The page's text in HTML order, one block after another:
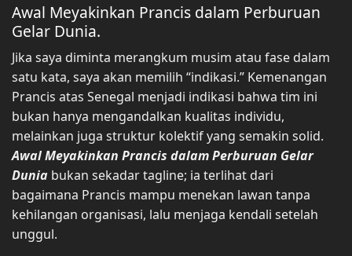
Awal Meyakinkan Prancis dalam Perburuan
Gelar Dunia.
Jika saya diminta merangkum musim atau fase dalam
satu kata, saya akan memilih “indikasi.” Kemenangan
Prancis atas Senegal menjadi indikasi bahwa tim ini
bukan hanya mengandalkan kualitas individu,
melainkan juga struktur kolektif yang semakin solid.
Awal Meyakinkan Prancis dalam Perburuan Gelar
Dunia bukan sekadar tagline; ia terlihat dari
bagaimana Prancis mampu menekan lawan tanpa
kehilangan organisasi, lalu menjaga kendali setelah
unggul.